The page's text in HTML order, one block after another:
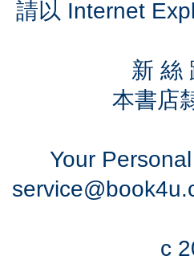
請以 Internet
新 絲
本書店
Your
c